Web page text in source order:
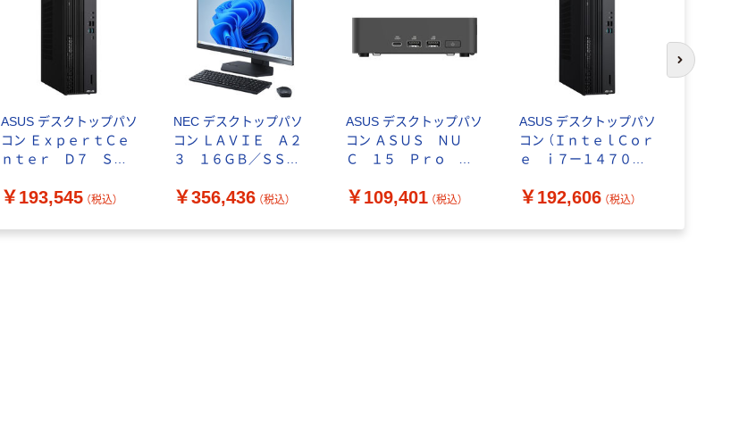
ASUS デスクトップパソ
コン ＥｘｐｅｒｔＣｅ
ｎｔｅｒ Ｄ７ ＳＦ
５１２ＧＢ） D701SER-
￥193,545 （税込）
NEC デスクトップパソ
コン ＬＡＶＩＥ Ａ２
３ １６ＧＢ／ＳＳＤ
１ PC-A2355LAB-B（直
￥356,436 （税込）
ASUS デスクトップパソ
コン ＡＳＵＳ ＮＵ
Ｃ １５ Ｐｒｏ Ｌ
Ｄ・１２８ＧＢ）
直送品）
￥109,401 （税込）
ASUS デスクトップパソ
コン （ＩｎｔｅｌＣｏｒ
ｅ ｉ７ー１４７００
１２ＧＢ） D501SER-
￥192,606 （税込）
次のスライド